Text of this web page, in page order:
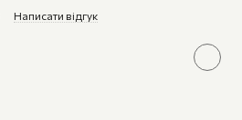
Написати відгук